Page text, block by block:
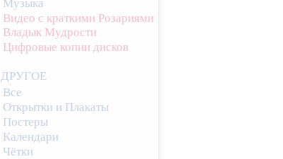
Музыка
Видео с краткими Розариями
Владык Мудрости
Цифровые копии дисков
ДРУГОЕ
Все
Открытки и Плакаты
Постеры
Календари
Чётки